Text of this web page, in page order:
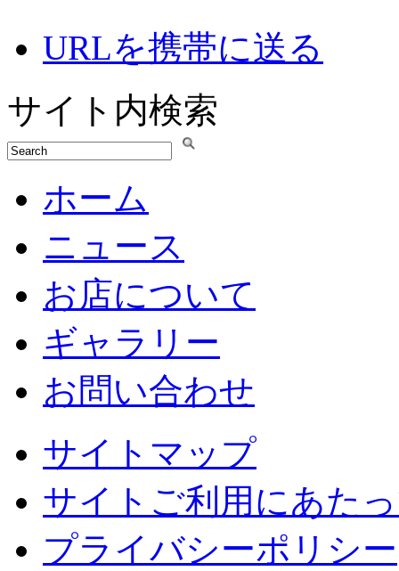
URLを携帯に送る
サイト内検索
ホーム
ニュース
お店について
ギャラリー
お問い合わせ
サイトマップ
サイトご利用にあた
プライバシーポリシー